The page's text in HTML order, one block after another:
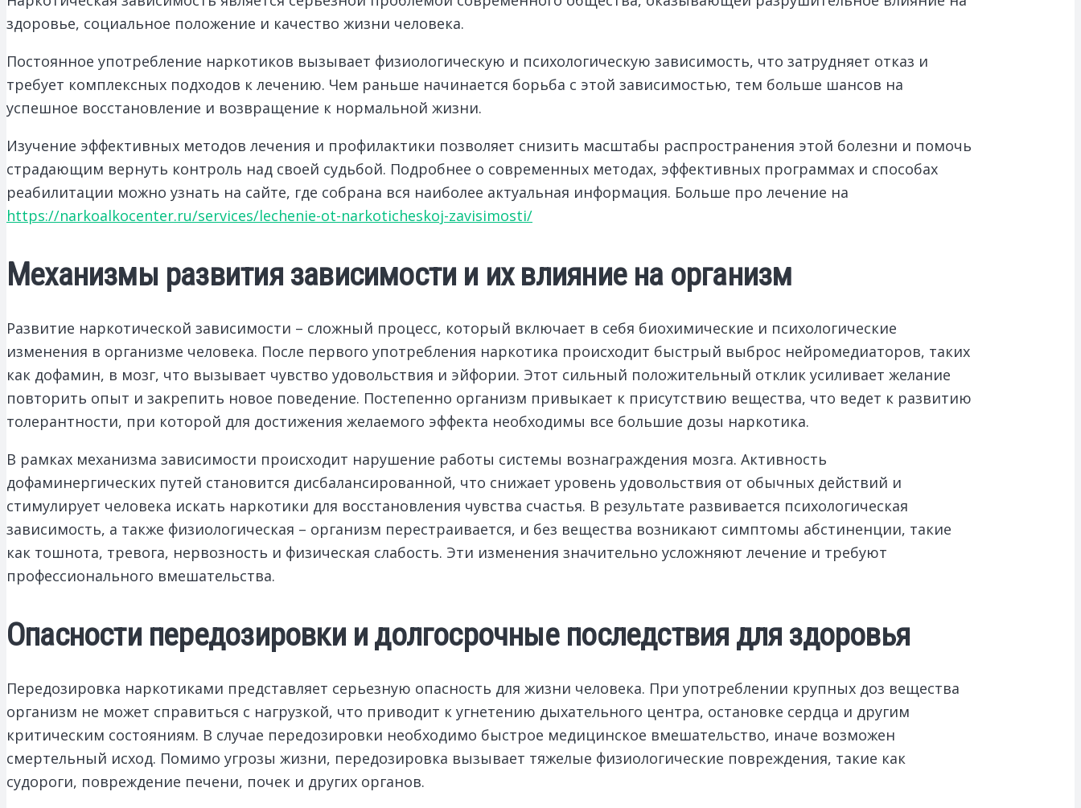
здоровье, социальное положение и качество жизни человека.
Постоянное употребление наркотиков вызывает физиологическую и психологическую зависимость, что затрудняет отказ и
требует комплексных подходов к лечению. Чем раньше начинается борьба с этой зависимостью, тем больше шансов на
успешное восстановление и возвращение к нормальной жизни.
Изучение эффективных методов лечения и профилактики позволяет снизить масштабы распространения этой болезни и помочь
страдающим вернуть контроль над своей судьбой. Подробнее о современных методах, эффективных программах и способах
реабилитации можно узнать на сайте, где собрана вся наиболее актуальная информация. Больше про лечение на
https://narkoalkocenter.ru/services/lechenie-ot-narkoticheskoj-zavisimosti/
Механизмы развития зависимости и их влияние на организм
Развитие наркотической зависимости – сложный процесс, который включает в себя биохимические и психологические
изменения в организме человека. После первого употребления наркотика происходит быстрый выброс нейромедиаторов, таких
как дофамин, в мозг, что вызывает чувство удовольствия и эйфории. Этот сильный положительный отклик усиливает желание
повторить опыт и закрепить новое поведение. Постепенно организм привыкает к присутствию вещества, что ведет к развитию
толерантности, при которой для достижения желаемого эффекта необходимы все большие дозы наркотика.
В рамках механизма зависимости происходит нарушение работы системы вознаграждения мозга. Активность
дофаминергических путей становится дисбалансированной, что снижает уровень удовольствия от обычных действий и
стимулирует человека искать наркотики для восстановления чувства счастья. В результате развивается психологическая
зависимость, а также физиологическая – организм перестраивается, и без вещества возникают симптомы абстиненции, такие
как тошнота, тревога, нервозность и физическая слабость. Эти изменения значительно усложняют лечение и требуют
профессионального вмешательства.
Опасности передозировки и долгосрочные последствия для здоровья
Передозировка наркотиками представляет серьезную опасность для жизни человека. При употреблении крупных доз вещества
организм не может справиться с нагрузкой, что приводит к угнетению дыхательного центра, остановке сердца и другим
критическим состояниям. В случае передозировки необходимо быстрое медицинское вмешательство, иначе возможен
смертельный исход. Помимо угрозы жизни, передозировка вызывает тяжелые физиологические повреждения, такие как
судороги, повреждение печени, почек и других органов.